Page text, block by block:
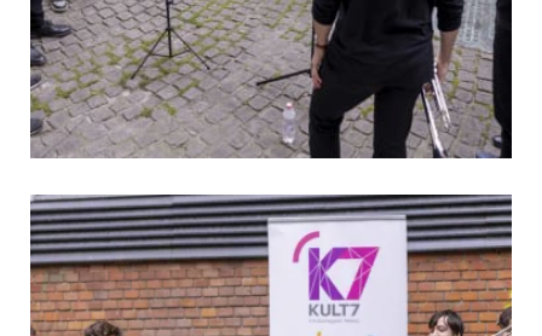
jótékonysági aukció